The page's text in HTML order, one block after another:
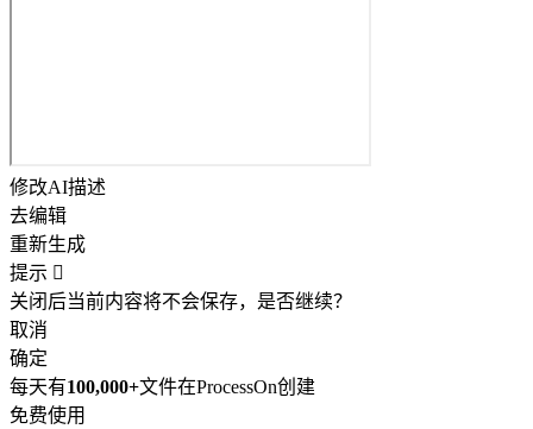
修改AI描述
去编辑
重新生成
提示 
关闭后当前内容将不会保存，是否继续？
取消
确定
每天有100,000+文件在ProcessOn创建
免费使用